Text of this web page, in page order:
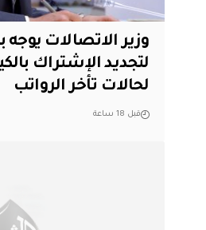
لتجديد الإشتراك
لحالات تأخر الرواتب
قبل 18 ساعة